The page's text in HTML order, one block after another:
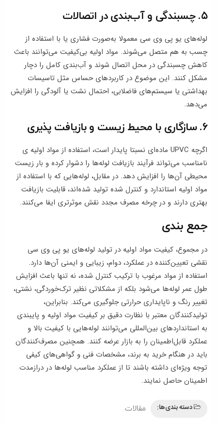
۵. چسبندگی و آب‌بندی در اتصالات
لوله‌های یو پی وی سی معمولا به‌صورت فشاری یا با استفاده از
چسب به هم متصل می‌شوند. مواد اولیه بی‌کیفیت می‌توانند باعث
کاهش چسبندگی در محل اتصال شوند و آب‌بندی کامل را دچار
مشکل کنند. این موضوع در کاربردهای حساس مثل تاسیسات
بهداشتی یا سیستم‌های فاضلابی، احتمال نشت یا آلودگی را افزایش
می‌دهد.
۶. سازگاری با محیط‌ زیست و بازیافت‌ پذیری
اگرچه UPVC ماده‌ای نسبتا پایدار است، استفاده از مواد اولیه‌ ی
نامناسب می‌تواند فرآیند بازیافت لوله‌ها را دشوار کرده و بار زیست‌
محیطی آن‌ها را افزایش دهد. در مقابل، لوله‌هایی که با استفاده از
مواد اولیه استاندارد و کنترل‌ شده تولید شده‌اند، قابلیت بازیافت
بهتری دارند و در چرخه مصرف مجدد نقش موثرتری ایفا می‌کنند.
جمع‌ بندی
در مجموع، کیفیت مواد اولیه در تولید لوله‌های یو پی وی سی
نقشی تعیین‌کننده در عملکرد، دوام، زیبایی و ایمنی آن‌ها دارد.
استفاده از مواد مرغوب با ترکیب کنترل‌ شده، نه‌ تنها باعث افزایش
طول عمر لوله‌ها می‌شود بلکه از مشکلاتی نظیر ترک‌خوردگی، نشتی،
تغییر رنگ و ناپایداری حرارتی جلوگیری می‌کند. بنابراین،
تولیدکنندگان معتبر با نظارت دقیق بر کیفیت مواد اولیه و پایبندی
به استانداردهای بین‌المللی می‌توانند لوله‌هایی با کیفیت بالا و
عملکرد قابل‌اطمینان را به بازار عرضه کنند. همچنین مصرف‌کنندگان
باید در هنگام خرید به برند، مشخصات فنی و گواهی‌های کیفی
توجه ویژه‌ای داشته باشند تا از عملکرد مناسب لوله‌ها در درازمدت
اطمینان حاصل نمایند.
دسته بندی‌ها: مقالات